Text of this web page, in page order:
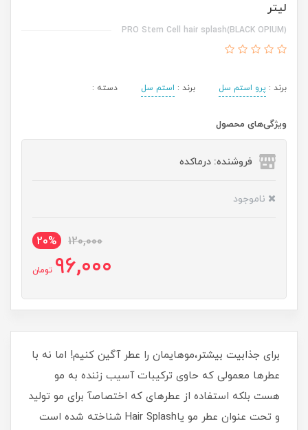
لیتر
PRO Stem Cell hair splash(BLACK OPIUM)
برند : پرو استم سل برند : استم سل دسته :
ویژگی‌های محصول
فروشنده: درماکده
ناموجود
120,000
20%
96,000 تومان
برای جذابیت بیشتر،موهایمان را عطر آگین کنیم! اما نه با
عطرها معمولی که حاوی ترکیبات آسیب زننده به مو
هست بلکه استفاده از عطرهای که اختصاصآ برای مو تولید
و تحت عنوان عطر مو یاHair Splash شناخته شده است